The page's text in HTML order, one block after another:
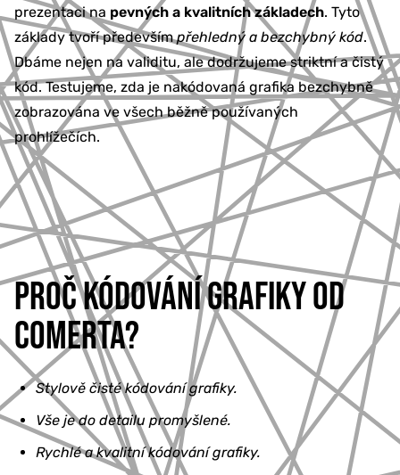
prezentaci na pevných a kvalitních základech. Tyto
základy tvoří předevšímpřehledný a bezchybný kód.
Dbáme nejen na validitu, ale dodržujeme striktní a čistý
kód. Testujeme, zda je nakódovaná grafika bezchybně
zobrazována ve všech běžně používaných
prohlížečích.
PROČ KÓDOVÁNÍ GRAFIKY OD
COMERTA?
Stylově čisté kódování grafiky.
Vše je do detailu promyšlené.
Rychlé a kvalitní kódování grafiky.